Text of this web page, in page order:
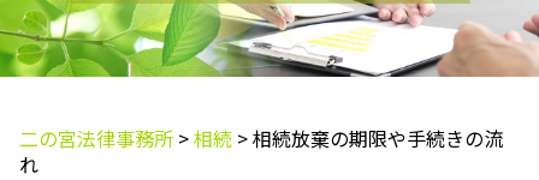
二の宮法律事務所 >相続 >相続放棄の期限や手続きの流
れ